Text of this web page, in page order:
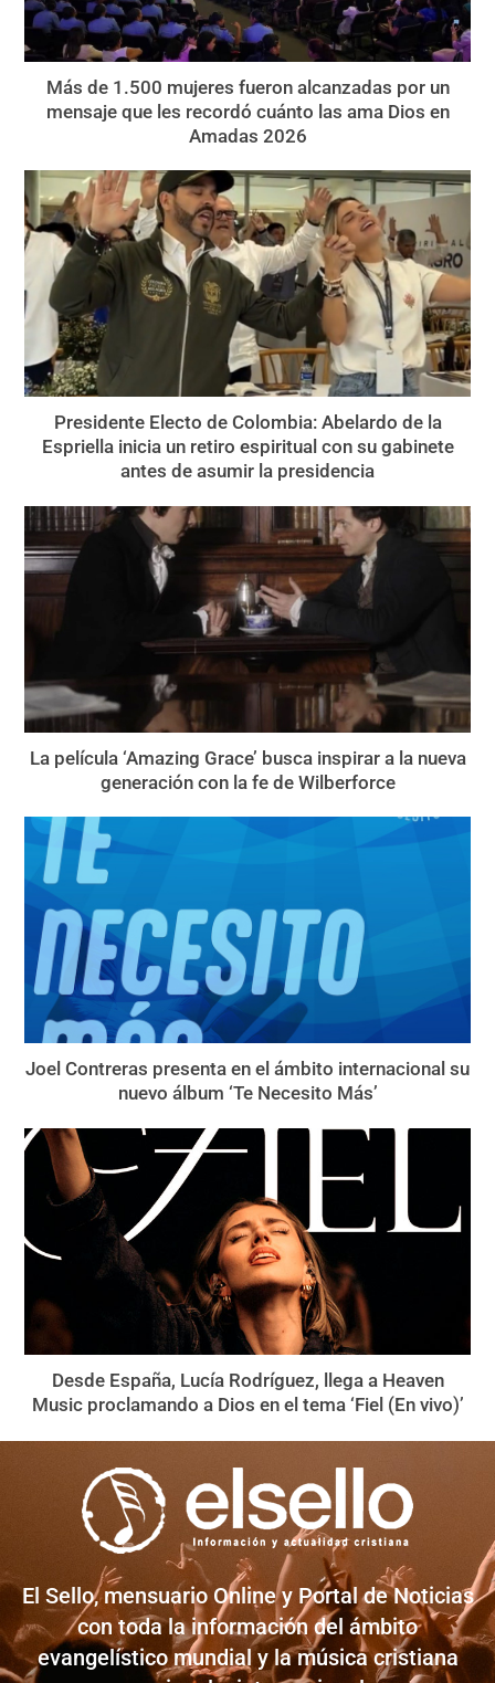
Más de 1.500 mujeres fueron alcanzadas por un
mensaje que les recordó cuánto las ama Dios en
Amadas 2026
Presidente Electo de Colombia: Abelardo de la
Espriella inicia un retiro espiritual con su gabinete
antes de asumir la presidencia
La película ‘Amazing Grace’ busca inspirar a la nueva
generación con la fe de Wilberforce
Joel Contreras presenta en el ámbito internacional su
nuevo álbum ‘Te Necesito Más’
Desde España, Lucía Rodríguez, llega a Heaven
Music proclamando a Dios en el tema ‘Fiel (En vivo)’
El Sello, mensuario Online y Portal de Noticias
con toda la información del ámbito
evangelístico mundial y la música cristiana